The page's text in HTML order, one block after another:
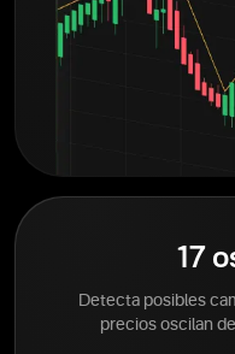
17
Detecta posibles
precios oscilan